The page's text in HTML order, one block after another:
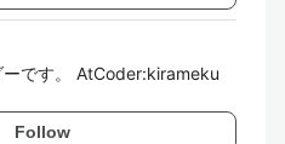
です。 AtCoder:kirameku
Follow